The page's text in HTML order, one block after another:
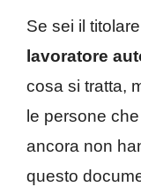
Se sei il
lavoratore
cosa si tratta,
le persone
ancora non
questo